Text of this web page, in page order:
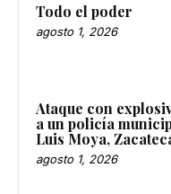
Todo el poder
agosto 1, 2026
Ataque con
a un policía
Luis Moya,
agosto 1, 2026